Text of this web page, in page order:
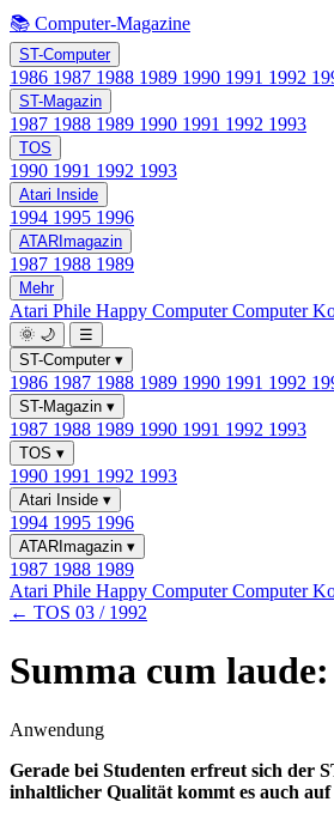
📚 Computer-Magazine
ST-Computer
1986 1987 1988 1989 1990 1991 1992
ST-Magazin
1987 1988 1989 1990 1991 1992 1993
TOS
1990 1991 1992 1993
Atari Inside
1994 1995 1996
ATARImagazin
1987 1988 1989
Mehr
Atari Phile Happy ComputerComputer
🌞 🌙
☰
ST-Computer ▾
1986 1987 1988 1989 1990 1991 1992
ST-Magazin ▾
1987 1988 1989 1990 1991 1992 1993
TOS ▾
1990 1991 1992 1993
Atari Inside ▾
1994 1995 1996
ATARImagazin ▾
1987 1988 1989
Atari Phile Happy ComputerComputer
← TOS 03 / 1992
Summa cum
Anwendung
Gerade bei Studenten erfreut sich der
inhaltlicher Qualität kommt es auch